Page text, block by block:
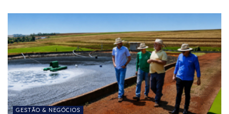
GESTÃO & NEGÓCIOS